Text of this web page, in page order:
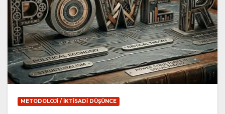
METODOLOJI / İKTISADI DÜŞÜNCE